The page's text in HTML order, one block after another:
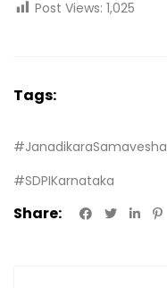
Post Views: 1,025
Tags:
#JanadikaraSamavesha
#SDPIKarnataka
Share: